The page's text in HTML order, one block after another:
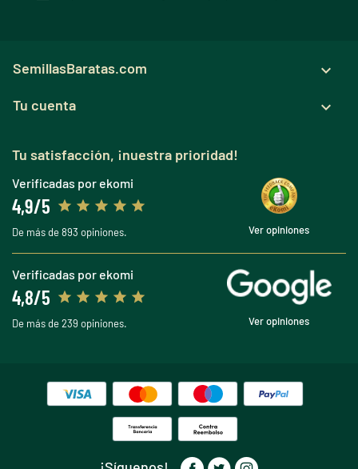
SemillasBaratas.com 
Tu cuenta 
Tu satisfacción, ¡nuestra prioridad!
Verificadas por ekomi
4,9/5
De más de 893 opiniones. Ver opiniones
Verificadas por ekomi
4,8/5
De más de 239 opiniones. Ver opiniones